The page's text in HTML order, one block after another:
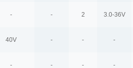
- - 2 3.0-36V
40V - - -
- - - -